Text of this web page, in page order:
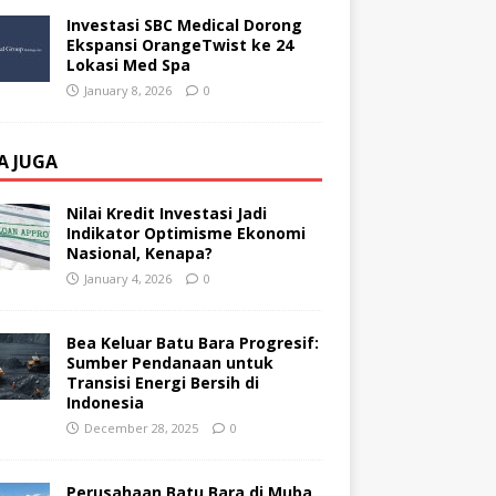
Investasi SBC Medical Dorong
Ekspansi OrangeTwist ke 24
Lokasi Med Spa
January 8, 2026 0
JUGA
Nilai Kredit Investasi Jadi
Indikator Optimisme Ekonomi
Nasional, Kenapa?
January 4, 2026 0
Bea Keluar Batu Bara Progresif:
Sumber Pendanaan untuk
Transisi Energi Bersih di
Indonesia
December 28, 2025 0
Perusahaan Batu Bara di Muba